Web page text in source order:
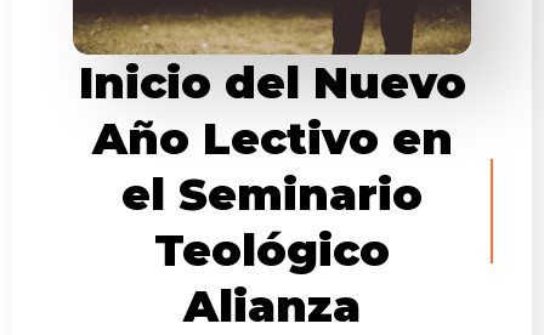
Inicio del Nuevo
Año Lectivo en
el Seminario
Teológico
Alianza